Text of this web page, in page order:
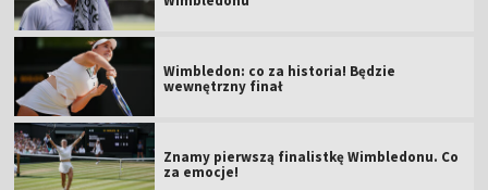
Wimbledon: co za historia! Będzie
wewnętrzny finał
Znamy pierwszą finalistkę Wimbledonu. Co
za emocje!